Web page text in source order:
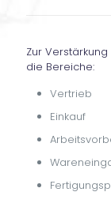
Zur
die Bereiche:
Vertrieb
Einkauf